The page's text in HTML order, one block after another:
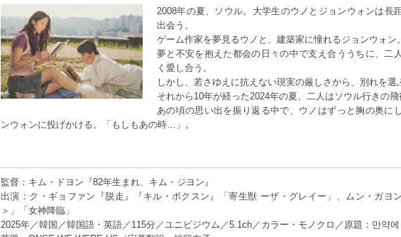
2008年の夏、ソウル。大学生のウノとジョンウォンは長
出会う。
ゲーム作家を夢見るウノと、建築家に憧れるジョンウォン。
夢と不安を抱えた都会の日々の中で支え合ううちに、二
く愛し合う。
しかし、若さゆえに抗えない現実の厳しさから、別れを
それから10年が経った2024年の夏、二人はソウル行きの飛
あの頃の思い出を振り返る中で、ウノはずっと胸の奥に
ンウォンに投げかける。「もしもあの時…」。
監督：キム・ドヨン『82年生まれ、キム・ジヨン』
出演：ク・ギョファン『脱走』『キル・ボクスン』「寄生獣 ーザ・グレイー」、ムン・ガヨ
＞」「女神降臨」
2025年／韓国／韓国語・英語／115分／ユニビジウム／5.1ch／カラー・モノクロ／原題：만약에